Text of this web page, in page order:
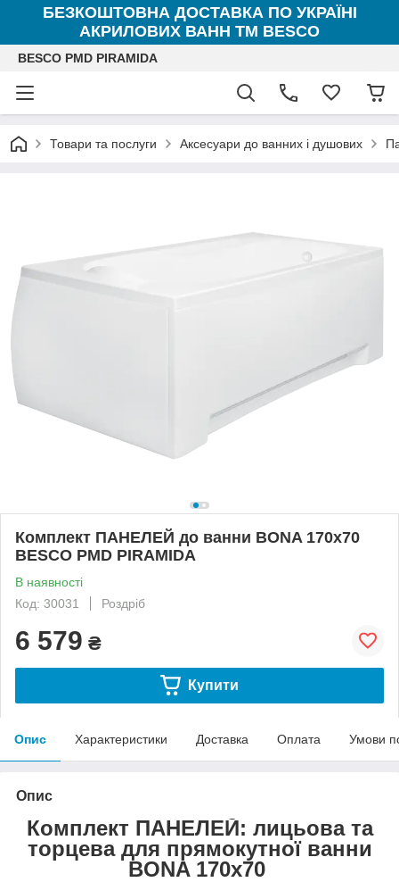
БЕЗКОШТОВНА ДОСТАВКА ПО УКРАЇНІ
АКРИЛОВИХ ВАНН ТМ BESCO
BESCO PMD PIRAMIDA
Товари та послуги Аксесуари до ванних і душових
Комплект ПАНЕЛЕЙ до ванни BONA 170x70
BESCO PMD PIRAMIDA
В наявності
Код: 30031
Роздріб
6 579 ₴
Купити
Опис Характеристики Доставка Оплата Умови
Опис
Комплект ПАНЕЛЕЙ: лицьова та
торцева для прямокутної ванни
BONA 170х70